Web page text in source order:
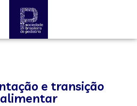
e transição
alimentar